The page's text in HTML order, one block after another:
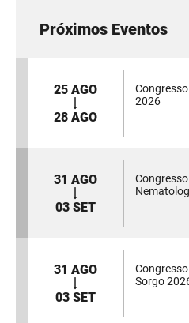
Próximos Eventos
25 AGO
28 AGO
2026
31 AGO
03 SET
31 AGO
03 SET
Sorgo